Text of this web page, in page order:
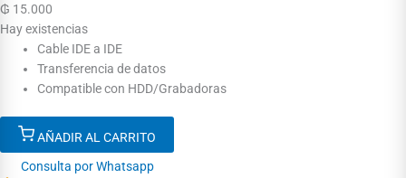
₲ 15.000
Hay existencias
Cable IDE a IDE
Transferencia de datos
Compatible con HDD/Grabadoras
AÑADIR AL CARRITO
Consulta por Whatsapp